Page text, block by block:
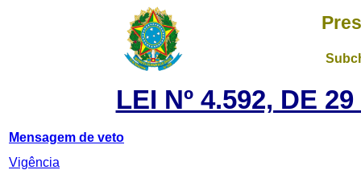
LEI Nº 4.592, DE
Mensagem de veto
Vigência